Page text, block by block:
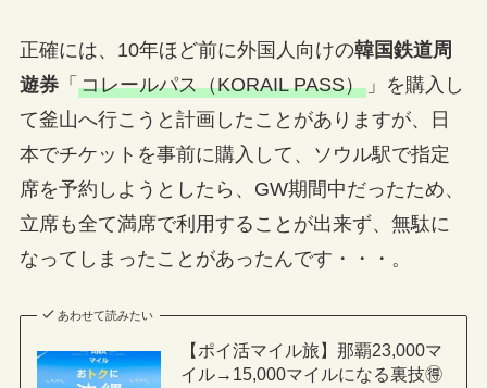
正確には、10年ほど前に外国人向けの韓国鉄道周
遊券「 コレールパス（KORAIL PASS）」を購入し
て釜山へ行こうと計画したことがありますが、日
本でチケットを事前に購入して、ソウル駅で指定
席を予約しようとしたら、GW期間中だったため、
立席も全て満席で利用することが出来ず、無駄に
なってしまったことがあったんです・・・。
あわせて読みたい
【ポイ活マイル旅】那覇23,000マ
イル→15,000マイルになる裏技🉐